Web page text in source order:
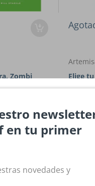
Zombi
Elige
en tu primer
novedades y